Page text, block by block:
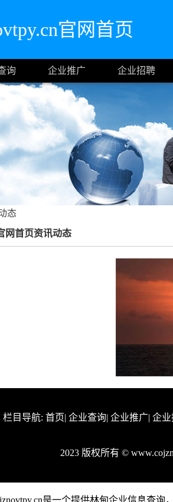
官网首页
询 企业推广 企业招聘
态
网首页资讯动态
栏目导航: 首页| 企业查询| 企业推广| 企
2023 版权所有 ©
是一个提供林甸企业信息查